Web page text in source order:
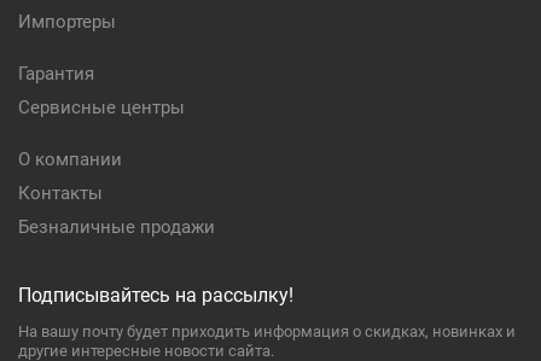
Импортеры
Гарантия
Сервисные центры
О компании
Контакты
Безналичные продажи
Подписывайтесь на рассылку!
На вашу почту будет приходить информация о скидках, новинках и
другие интересные новости сайта.